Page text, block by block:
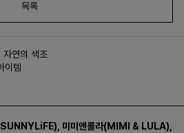
목록
연의 색조
이템
미미앤룰라(MIMI & LULA)